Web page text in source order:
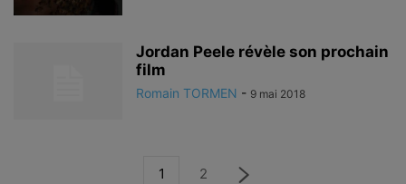
Jordan Peele révèle son prochain
film
Romain TORMEN - 9 mai 2018
1 2